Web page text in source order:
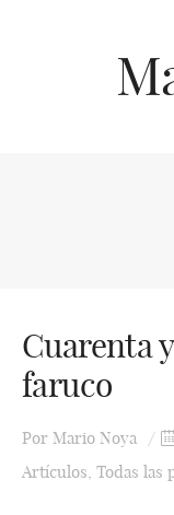
Cuarenta
faruco
Por Mario Noya
Artículos, Todas las